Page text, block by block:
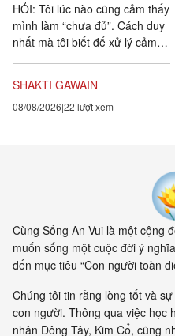
HỎI: Tôi lúc nào cũng cảm thấy
mình làm “chưa đủ”. Cách duy
nhất mà tôi biết để xử lý cảm
SHAKTI GAWAIN
08/08/2026 22 lượt xem
Cùng Sống An Vui là một cộng
muốn sống một cuộc đời ý
đến mục tiêu “Con người toàn
Chúng tôi tin rằng lòng tốt và
con người. Thông qua việc học
nhân Đông Tây, Kim Cổ, cũng